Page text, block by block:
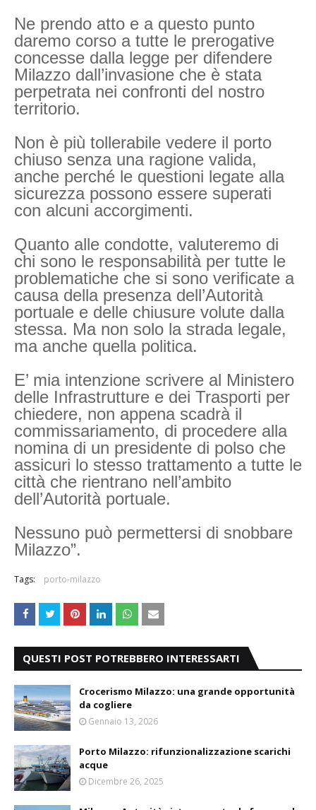
Ne prendo atto e a questo punto
daremo corso a tutte le prerogative
concesse dalla legge per difendere
Milazzo dall’invasione che è stata
perpetrata nei confronti del nostro
territorio.
Non è più tollerabile vedere il porto
chiuso senza una ragione valida,
anche perché le questioni legate alla
sicurezza possono essere superati
con alcuni accorgimenti.
Quanto alle condotte, valuteremo di
chi sono le responsabilità per tutte le
problematiche che si sono verificate a
causa della presenza dell’Autorità
portuale e delle chiusure volute dalla
stessa. Ma non solo la strada legale,
ma anche quella politica.
E’ mia intenzione scrivere al Ministero
delle Infrastrutture e dei Trasporti per
chiedere, non appena scadrà il
commissariamento, di procedere alla
nomina di un presidente di polso che
assicuri lo stesso trattamento a tutte le
città che rientrano nell’ambito
dell’Autorità portuale.
Nessuno può permettersi di snobbare
Milazzo”.
Tags: porto-milazzo
QUESTI POST POTREBBERO INTERESSARTI
Crocerismo Milazzo: una grande opportunità
da cogliere
Gennaio 13, 2026
Porto Milazzo: rifunzionalizzazione scarichi
acque
Dicembre 26, 2025